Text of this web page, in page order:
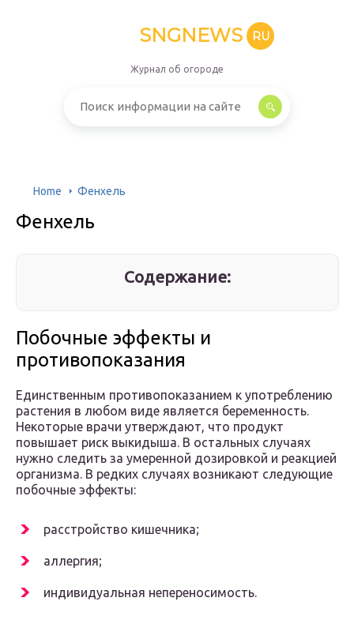
SNGNEWS RU
Журнал об огороде
Home Фенхель
Фенхель
Содержание:
Побочные эффекты и
противопоказания
Единственным противопоказанием к употреблению
растения в любом виде является беременность.
Некоторые врачи утверждают, что продукт
повышает риск выкидыша. В остальных случаях
нужно следить за умеренной дозировкой и реакцией
организма. В редких случаях возникают следующие
побочные эффекты:
расстройство кишечника;
аллергия;
индивидуальная непереносимость.